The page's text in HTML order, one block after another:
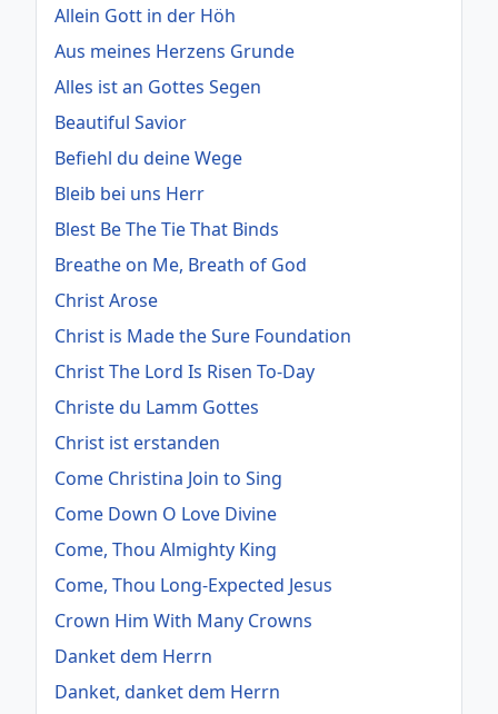
Allein Gott in der Höh
Aus meines Herzens Grunde
Alles ist an Gottes Segen
Beautiful Savior
Befiehl du deine Wege
Bleib bei uns Herr
Blest Be The Tie That Binds
Breathe on Me, Breath of God
Christ Arose
Christ is Made the Sure Foundation
Christ The Lord Is Risen To-Day
Christe du Lamm Gottes
Christ ist erstanden
Come Christina Join to Sing
Come Down O Love Divine
Come, Thou Almighty King
Come, Thou Long-Expected Jesus
Crown Him With Many Crowns
Danket dem Herrn
Danket, danket dem Herrn